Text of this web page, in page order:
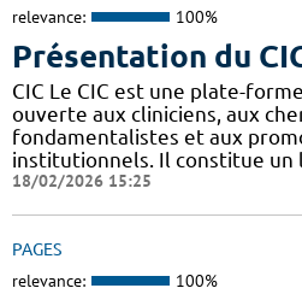
relevance: 100%
Présentation du
CIC Le CIC est une plate-
ouverte aux cliniciens, aux
fondamentalistes et aux
institutionnels. Il constitue un
18/02/2026 15:25
PAGES
relevance: 100%